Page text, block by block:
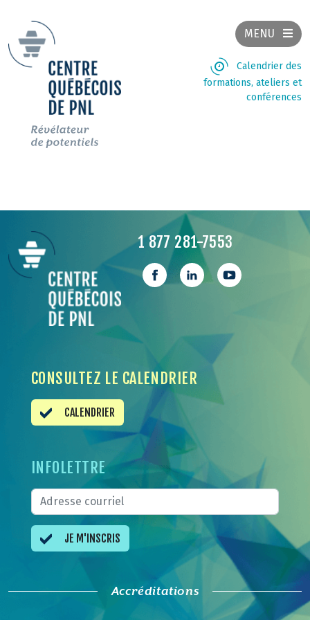
MENU
Calendrier des
formations, ateliers et
conférences
1 877 281-7553
CONSULTEZ LE CALENDRIER
CALENDRIER
INFOLETTRE
JE M'INSCRIS
Accréditations